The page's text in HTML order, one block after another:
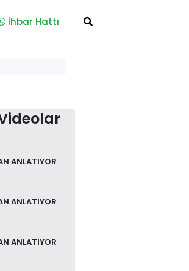
İhbar Hattı
ANLATIYOR
ANLATIYOR
ANLATIYOR